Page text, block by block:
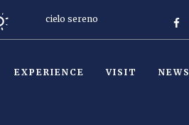
cielo sereno
EXPERIENCE VISIT NEWS